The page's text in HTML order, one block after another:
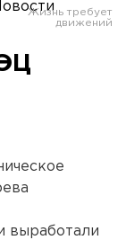
выработали